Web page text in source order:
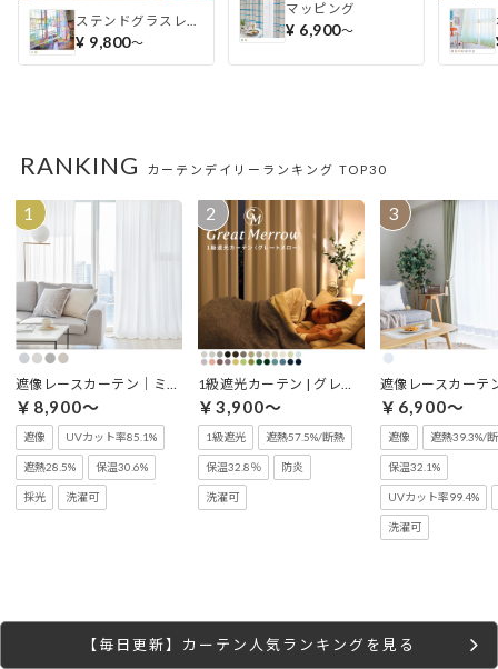
¥ 9,800〜
マッピング
¥ 6,900〜
カーテンデイリーランキング TOP30
RANKING
￥8,900～
遮像 UVカット率85.1%
遮熱28.5% 保温30.6%
採光 洗濯可
￥3,900～
1級遮光 遮熱57.5%/断熱
保温32.8％ 防炎
洗濯可
￥6,900～
遮像 遮熱39.3%/
保温32.1%
UVカット率99.4%
洗濯可
【毎日更新】カーテン人気ランキングを見る